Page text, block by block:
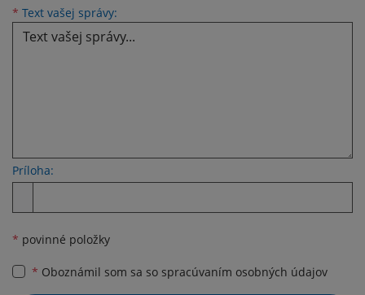
* Text vašej správy:
Príloha:
* povinné položky
* Oboznámil som sa so spracúvaním osobných údajov